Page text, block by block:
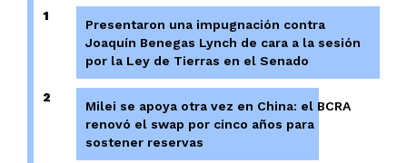
1
Presentaron una impugnación contra
Joaquín Benegas Lynch de cara a la sesión
por la Ley de Tierras en el Senado
2
Milei se apoya otra vez en China: el BCRA
renovó el swap por cinco años para
sostener reservas